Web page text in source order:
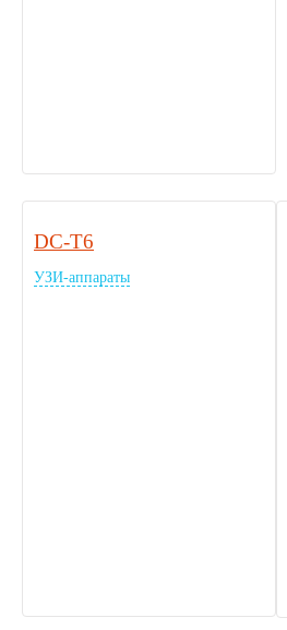
DC-T6
УЗИ-аппараты